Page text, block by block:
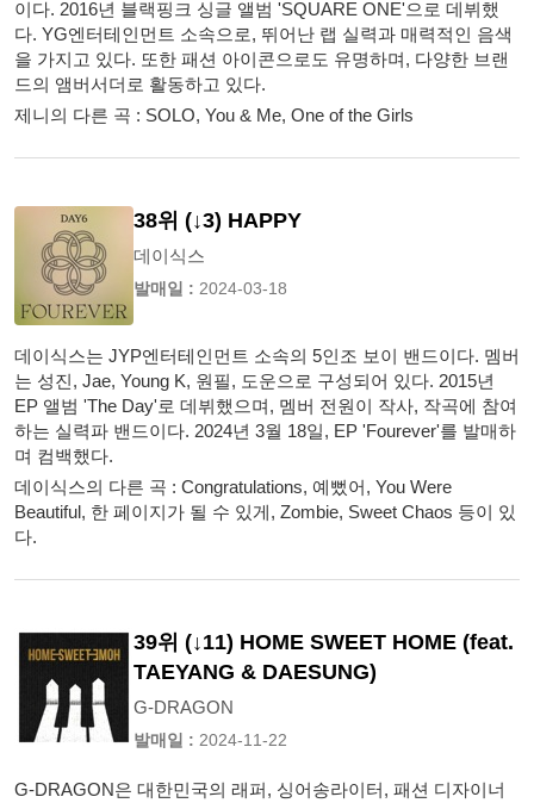
이다. 2016년 블랙핑크 싱글 앨범 'SQUARE ONE'으로 데뷔했
다. YG엔터테인먼트 소속으로, 뛰어난 랩 실력과 매력적인 음색
을 가지고 있다. 또한 패션 아이콘으로도 유명하며, 다양한 브랜
드의 앰버서더로 활동하고 있다.
제니의 다른 곡 : SOLO, You & Me, One of the Girls
38위 (↓3) HAPPY
데이식스
발매일 : 2024-03-18
데이식스는 JYP엔터테인먼트 소속의 5인조 보이 밴드이다. 멤버
는 성진, Jae, Young K, 원필, 도운으로 구성되어 있다. 2015년
EP 앨범 'The Day'로 데뷔했으며, 멤버 전원이 작사, 작곡에 참여
하는 실력파 밴드이다. 2024년 3월 18일, EP 'Fourever'를 발매하
며 컴백했다.
데이식스의 다른 곡 : Congratulations, 예뻤어, You Were
Beautiful, 한 페이지가 될 수 있게, Zombie, Sweet Chaos 등이 있
다.
39위 (↓11) HOME SWEET HOME (feat.
TAEYANG & DAESUNG)
G-DRAGON
발매일 : 2024-11-22
G-DRAGON은 대한민국의 래퍼, 싱어송라이터, 패션 디자이너